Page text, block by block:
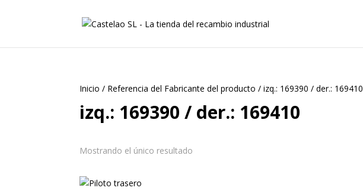
Inicio / Referencia del Fabricante del producto /izq.: 169390 / der.: 169410
izq.: 169390 / der.: 169410
Mostrando el único resultado